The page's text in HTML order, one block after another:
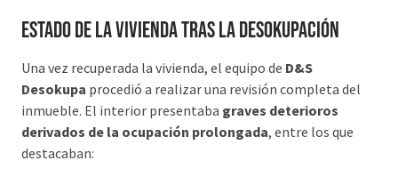
Estado de la vivienda tras la desokupación
Una vez recuperada la vivienda, el equipo de D&S
Desokupa procedió a realizar una revisión completa del
inmueble. El interior presentaba graves deterioros
derivados de la ocupación prolongada, entre los que
destacaban: